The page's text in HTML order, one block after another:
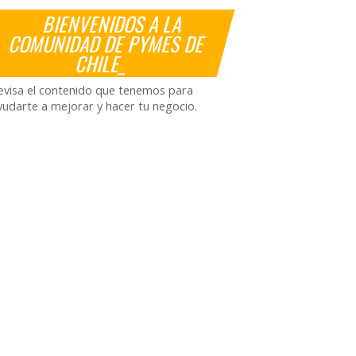
BIENVENIDOS A LA
COMUNIDAD DE PYMES DE
CHILE_
el contenido que tenemos para
a mejorar y hacer tu negocio.